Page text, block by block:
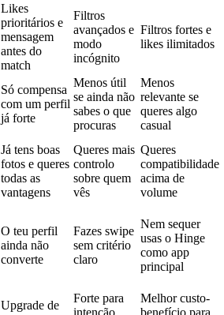
Likes
prioritários e
mensagem
antes do
match
Filtros
avançados e
modo
incógnito
Filtros fortes e
likes ilimitados
Só compensa
com um perfil
já forte
Menos útil
se ainda não
sabes o que
procuras
Menos
relevante se
queres algo
casual
Já tens boas
fotos e queres
todas as
vantagens
Queres mais
controlo
sobre quem
vês
Queres
compatibilidade
acima de
volume
O teu perfil
ainda não
converte
Fazes swipe
sem critério
claro
Nem sequer
usas o Hinge
como app
principal
Upgrade de
Forte para
intenção
Melhor custo-
benefício para